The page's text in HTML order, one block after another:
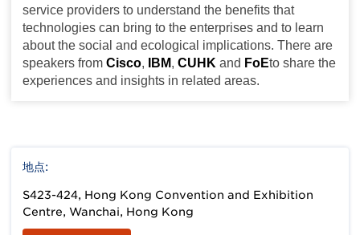
service providers to understand the benefits that
technologies can bring to the enterprises and to learn
about the social and ecological implications. There are
speakers from Cisco, IBM, CUHK and FoEto share the
experiences and insights in related areas.
地点:
S423-424, Hong Kong Convention and Exhibition
Centre, Wanchai, Hong Kong